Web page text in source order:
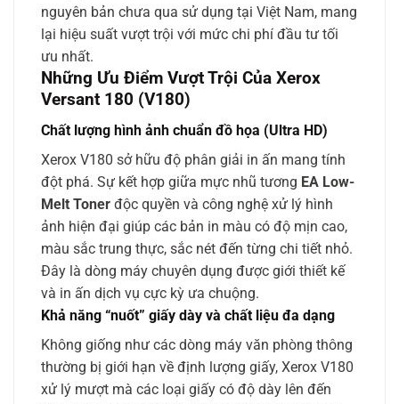
nguyên bản chưa qua sử dụng tại Việt Nam, mang
lại hiệu suất vượt trội với mức chi phí đầu tư tối
ưu nhất.
Những Ưu Điểm Vượt Trội Của Xerox
Versant 180 (V180)
Chất lượng hình ảnh chuẩn đồ họa (Ultra HD)
Xerox V180 sở hữu độ phân giải in ấn mang tính
đột phá. Sự kết hợp giữa mực nhũ tương EA Low-
Melt Toner độc quyền và công nghệ xử lý hình
ảnh hiện đại giúp các bản in màu có độ mịn cao,
màu sắc trung thực, sắc nét đến từng chi tiết nhỏ.
Đây là dòng máy chuyên dụng được giới thiết kế
và in ấn dịch vụ cực kỳ ưa chuộng.
Khả năng “nuốt” giấy dày và chất liệu đa dạng
Không giống như các dòng máy văn phòng thông
thường bị giới hạn về định lượng giấy, Xerox V180
xử lý mượt mà các loại giấy có độ dày lên đến